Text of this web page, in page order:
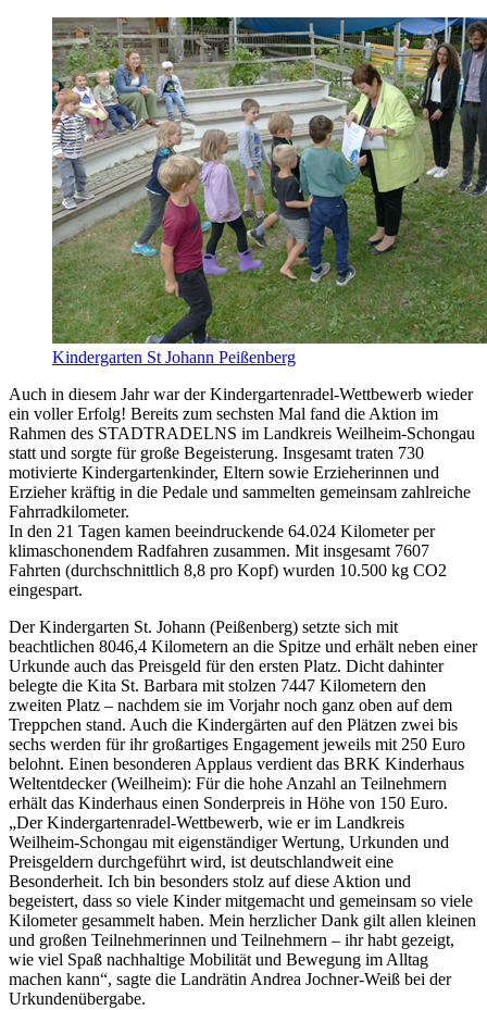
Kindergarten St Johann Peißenberg
Auch in diesem Jahr war der Kindergartenradel-Wettbewerb wieder
ein voller Erfolg! Bereits zum sechsten Mal fand die Aktion im
Rahmen des STADTRADELNS im Landkreis Weilheim-Schongau
statt und sorgte für große Begeisterung. Insgesamt traten 730
motivierte Kindergartenkinder, Eltern sowie Erzieherinnen und
Erzieher kräftig in die Pedale und sammelten gemeinsam zahlreiche
Fahrradkilometer.
In den 21 Tagen kamen beeindruckende 64.024 Kilometer per
klimaschonendem Radfahren zusammen. Mit insgesamt 7607
Fahrten (durchschnittlich 8,8 pro Kopf) wurden 10.500 kg CO2
eingespart.
Der Kindergarten St. Johann (Peißenberg) setzte sich mit
beachtlichen 8046,4 Kilometern an die Spitze und erhält neben einer
Urkunde auch das Preisgeld für den ersten Platz. Dicht dahinter
belegte die Kita St. Barbara mit stolzen 7447 Kilometern den
zweiten Platz – nachdem sie im Vorjahr noch ganz oben auf dem
Treppchen stand. Auch die Kindergärten auf den Plätzen zwei bis
sechs werden für ihr großartiges Engagement jeweils mit 250 Euro
belohnt. Einen besonderen Applaus verdient das BRK Kinderhaus
Weltentdecker (Weilheim): Für die hohe Anzahl an Teilnehmern
erhält das Kinderhaus einen Sonderpreis in Höhe von 150 Euro.
„Der Kindergartenradel-Wettbewerb, wie er im Landkreis
Weilheim-Schongau mit eigenständiger Wertung, Urkunden und
Preisgeldern durchgeführt wird, ist deutschlandweit eine
Besonderheit. Ich bin besonders stolz auf diese Aktion und
begeistert, dass so viele Kinder mitgemacht und gemeinsam so viele
Kilometer gesammelt haben. Mein herzlicher Dank gilt allen kleinen
und großen Teilnehmerinnen und Teilnehmern – ihr habt gezeigt,
wie viel Spaß nachhaltige Mobilität und Bewegung im Alltag
machen kann“, sagte die Landrätin Andrea Jochner-Weiß bei der
Urkundenübergabe.